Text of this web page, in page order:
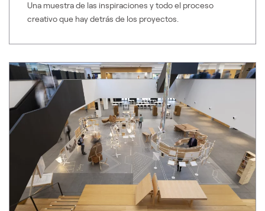
Una muestra de las inspiraciones y todo el proceso
creativo que hay detrás de los proyectos.